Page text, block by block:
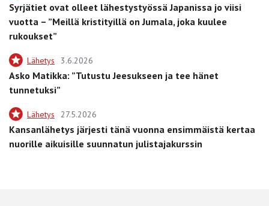
Syrjätiet ovat olleet lähestystyössä Japanissa jo viisi
vuotta – ”Meillä kristityillä on Jumala, joka kuulee
rukoukset”
Lähetys 3.6.2026
Asko Matikka: ”Tutustu Jeesukseen ja tee hänet
tunnetuksi”
Lähetys 27.5.2026
Kansanlähetys järjesti tänä vuonna ensimmäistä kertaa
nuorille aikuisille suunnatun julistajakurssin